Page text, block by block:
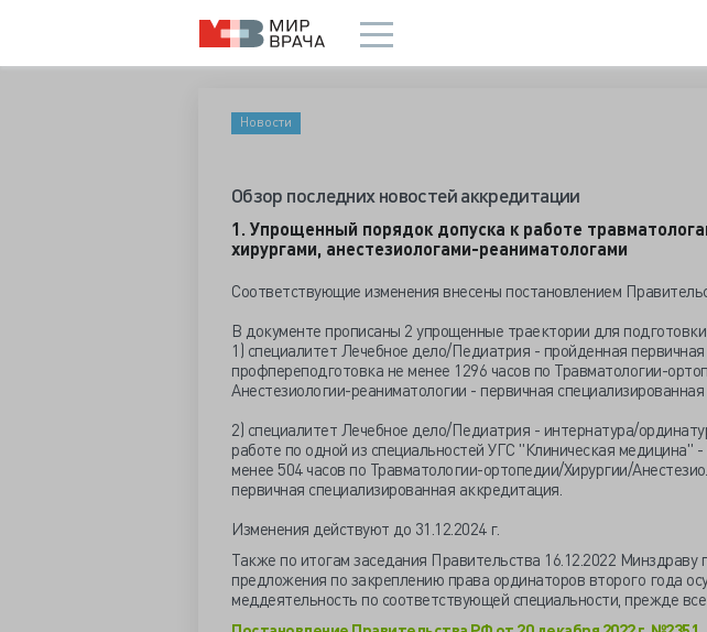
Новости
Обзор последних новостей аккредитации
1. Упрощенный порядок допуска к работе
хирургами, анестезиологами-реаниматологами
Соответствующие изменения внесены постановлением
В документе прописаны 2 упрощенные траектории для
1) специалитет Лечебное дело/Педиатрия - пройденная
профпереподготовка не менее 1296 часов по Травматологии-
Анестезиологии-реаниматологии - первичная
2) специалитет Лечебное дело/Педиатрия - интернатура/
работе по одной из специальностей УГС "Клиническая медицина"
менее 504 часов по Травматологии-ортопедии/Хирургии/
первичная специализированная аккредитация.
Изменения действуют до 31.12.2024 г.
Также по итогам заседания Правительства 16.12.2022 Минздраву
предложения по закреплению права ординаторов второго года
меддеятельность по соответствующей специальности, прежде